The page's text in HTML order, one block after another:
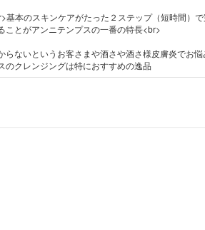
本のスキンケアがたった２ステップ（短時間）
ことがアンニテンプスの一番の特長<br>
らないというお客さまや酒さや酒さ様皮膚炎でお
のクレンジングは特におすすめの逸品